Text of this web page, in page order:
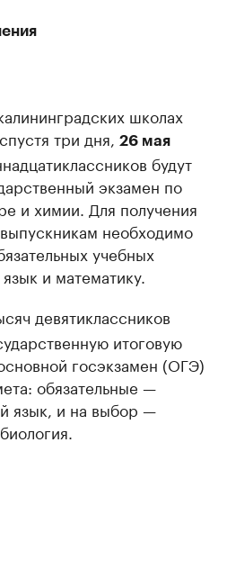
школах
спустя три дня, 26 мая
будут
экзамен по
и химии. Для получения
необходимо
учебных
и математику.
девятиклассников
итоговую
госэкзамен (ОГЭ)
обязательные —
язык, и на выбор —